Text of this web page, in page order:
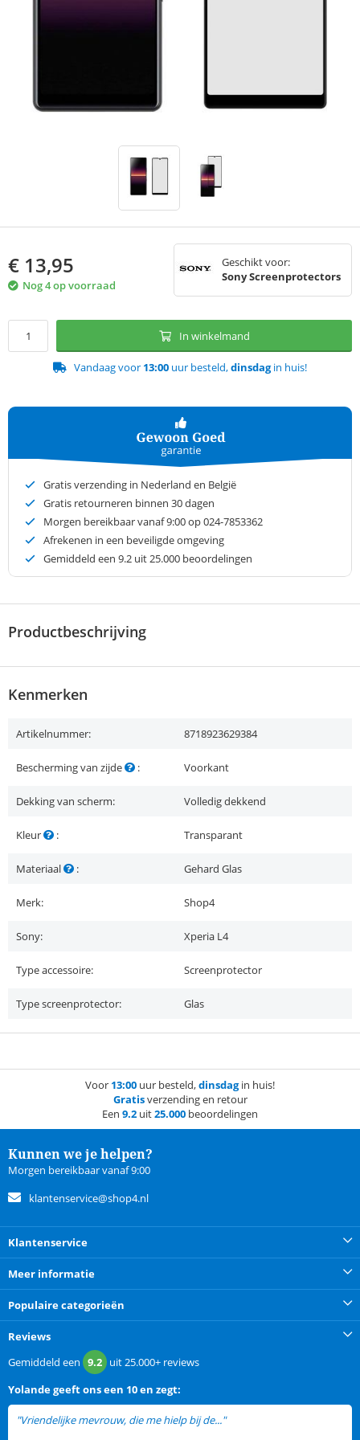
€ 13,95
Nog 4 op voorraad
Geschikt voor:
Sony Screenprotectors
In winkelmand
Vandaag voor 13:00 uur besteld,dinsdagin huis!
Gratis verzending in Nederland en België
Gratis retourneren binnen 30 dagen
Morgen bereikbaar vanaf 9:00 op 024-7853362
Afrekenen in een beveiligde omgeving
Gemiddeld een 9.2 uit 25.000 beoordelingen
Productbeschrijving
Kenmerken
Artikelnummer: 8718923629384
Bescherming van zijde : Voorkant
Dekking van scherm: Volledig dekkend
Kleur : Transparant
Materiaal : Gehard Glas
Merk: Shop4
Sony: Xperia L4
Type accessoire: Screenprotector
Type screenprotector: Glas
Voor 13:00 uur besteld,dinsdagin huis!
Gratisverzending en retour
Een 9.2 uit25.000 beoordelingen
Kunnen we je helpen?
Morgen bereikbaar vanaf 9:00
klantenservice@shop4.nl
Klantenservice
Meer informatie
Populaire categorieën
Reviews
Gemiddeld een 9.2 uit25.000+ reviews
Yolandegeeft ons een 10 en zegt:
"Vriendelijke mevrouw, die me hielp bij de..."